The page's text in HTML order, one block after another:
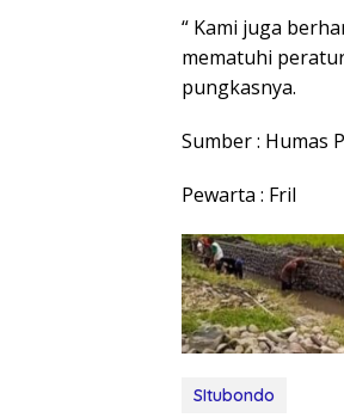
“ Kami juga
mematuhi
pungkasnya.
Sumber : Humas
Pewarta : Fril
SItubondo